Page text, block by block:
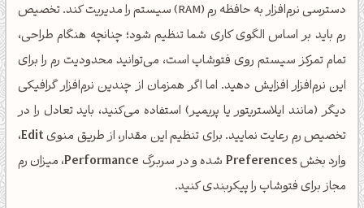
دسترسی نرم‌افزار به حافظه رم (RAM) سیستم را مدیریت کند. تخصیص
رم باید بر اساس الگوی کاری شما تنظیم شود؛ چنانچه هنگام طراحی،
تمام تمرکز سیستم روی فتوشاپ است، می‌توانید محدودیت رم را برای
این نرم‌افزار افزایش دهید. اما اگر همزمان از چندین نرم‌افزار گرافیکی
دیگر (مانند ایلاستریتور یا پریمیر) استفاده می‌کنید، باید تعادل را در
تخصیص رم رعایت نمایید. برای تنظیم این مقدار، از طریق منویEdit،
وارد بخشPreferences شده و در سربرگ Performance، میزان رم
مجاز برای فتوشاپ را پیکربندی کنید.